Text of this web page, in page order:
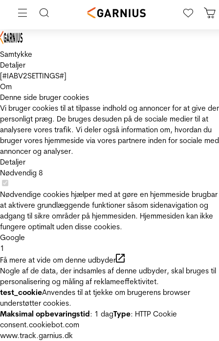
Samtykke
Detaljer
[#IABV2SETTINGS#]
Om
Denne side bruger cookies
Vi bruger cookies til at tilpasse indhold og annoncer for at give
personligt præg. De bruges desuden på de sociale medier til at
analysere vores trafik. Vi deler også information om, hvordan du
bruger vores hjemmeside via vores partnere inden for sociale
annoncer og analyser.
Detaljer
Nødvendig 8
Nødvendige cookies hjælper med at gøre en hjemmeside
at aktivere grundlæggende funktioner såsom sidenavigation og
adgang til sikre områder på hjemmesiden. Hjemmesiden kan ikke
fungere optimalt uden disse cookies.
Google
1
Få mere at vide om denne udbyder
Nogle af de data, der indsamles af denne udbyder, skal bruges til
personalisering og måling af reklameeffektivitet.
test_cookieAnvendes til at tjekke om brugerens browser
understøtter cookies.
Maksimal opbevaringstid: 1 dagType: HTTP Cookie
consent.cookiebot.com
www.track.garnius.dk